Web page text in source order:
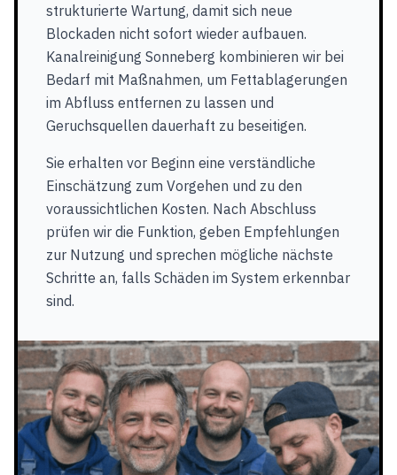
strukturierte Wartung, damit sich neue
Blockaden nicht sofort wieder aufbauen.
Kanalreinigung Sonneberg kombinieren wir bei
Bedarf mit Maßnahmen, um Fettablagerungen
im Abfluss entfernen zu lassen und
Geruchsquellen dauerhaft zu beseitigen.
Sie erhalten vor Beginn eine verständliche
Einschätzung zum Vorgehen und zu den
voraussichtlichen Kosten. Nach Abschluss
prüfen wir die Funktion, geben Empfehlungen
zur Nutzung und sprechen mögliche nächste
Schritte an, falls Schäden im System erkennbar
sind.